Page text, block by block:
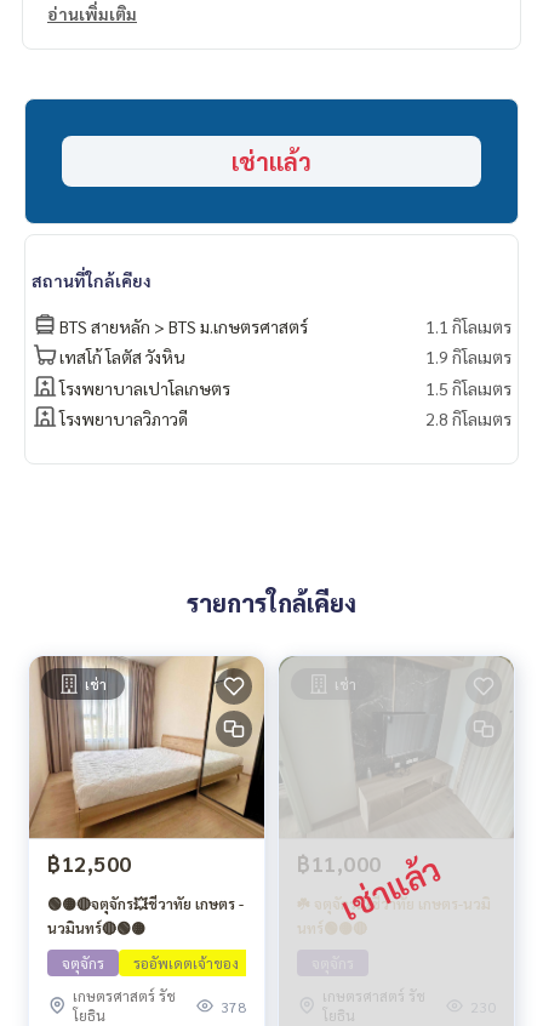
-โซฟา
-ตู้เย็น
-ไมโครเวฟ
อ่านเพิ่มเติม
เช่าแล้ว
สถานที่ใกล้เคียง
BTS สายหลัก > BTS ม.เกษตรศาสตร์
1.1 กิโลเมตร
เทสโก้ โลตัส วังหิน
1.9 กิโลเมตร
โรงพยาบาลเปาโลเกษตร
1.5 กิโลเมตร
โรงพยาบาลวิภาวดี
2.8 กิโลเมตร
รายการใกล้เคียง
เช่า
฿12,500
🟢🟡🔴จตุจักร💥ชีวาทัย เกษตร -
นวมินทร์🔴🟢🟡
จตุจักร
รออัพเดตเจ้าของ
เกษตรศาสตร์ รัช
โยธิน
378
เช่า
฿11,000
☘️ จตุจักร💥ชีวาทัย เกษตร-นวมิ
นทร์🟢🟡🔴
เกษตรศาสตร์ รัช
โยธิน
230